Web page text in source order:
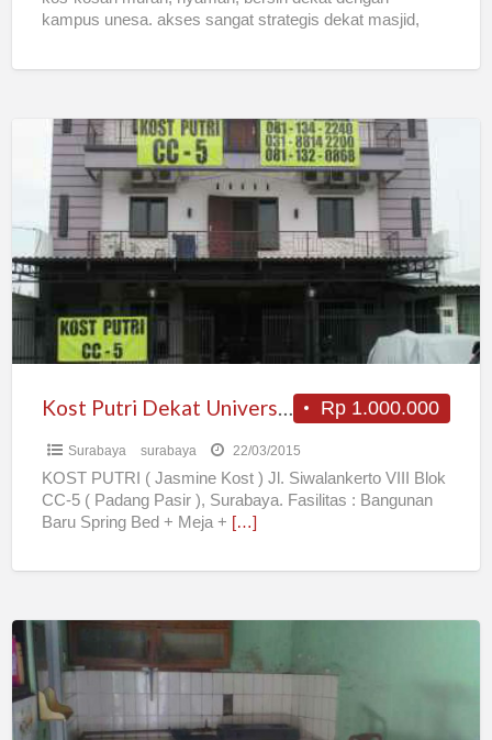
kampus unesa. akses sangat strategis dekat masjid,
Putri
Dekat
Universitas
Kristen
Petra
Surabaya
Rp 1.000.000
Kost Putri Dekat Universitas Kristen Petra Surabaya
Surabaya surabaya 22/03/2015
KOST PUTRI ( Jasmine Kost ) Jl. Siwalankerto VIII Blok
CC-5 ( Padang Pasir ), Surabaya. Fasilitas : Bangunan
Baru Spring Bed + Meja + […]
Kos
Putra
Di
Perum